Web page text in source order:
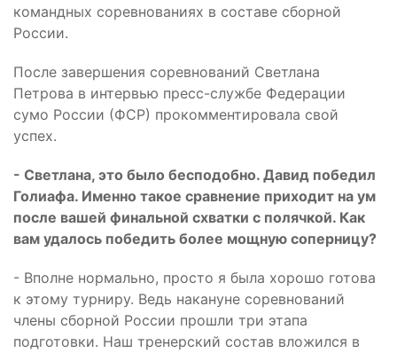
командных соревнованиях в составе сборной
России.
После завершения соревнований Светлана
Петрова в интервью пресс-службе Федерации
сумо России (ФСР) прокомментировала свой
успех.
- Светлана, это было бесподобно. Давид победил
Голиафа. Именно такое сравнение приходит на ум
после вашей финальной схватки с полячкой. Как
вам удалось победить более мощную соперницу?
- Вполне нормально, просто я была хорошо готова
к этому турниру. Ведь накануне соревнований
члены сборной России прошли три этапа
подготовки. Наш тренерский состав вложился в